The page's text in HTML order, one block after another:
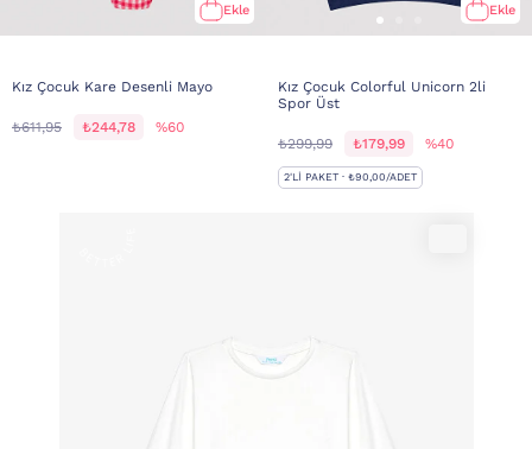
Ekle
Kız Çocuk Kare Desenli Mayo
₺611,95 ₺244,78 %60
Ekle
Kız Çocuk Colorful Unicorn 2li
Spor Üst
₺299,99 ₺179,99 %40
2'LI PAKET · ₺90,00/ADET